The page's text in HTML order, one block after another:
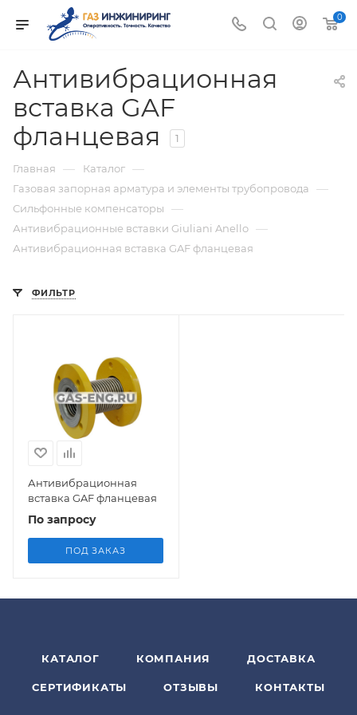
0
Антивибрационная
вставка GAF
фланцевая
1
Главная — Каталог —
Газовая запорная арматура и элементы трубопровода —
Сильфонные компенсаторы —
Антивибрационные вставки Giuliani Anello —
Антивибрационная вставка GAF фланцевая
ФИЛЬТР
Антивибрационная
вставка GAF фланцевая
По запросу
ПОД ЗАКАЗ
КАТАЛОГ КОМПАНИЯ ДОСТАВКА
СЕРТИФИКАТЫ ОТЗЫВЫ КОНТАКТЫ